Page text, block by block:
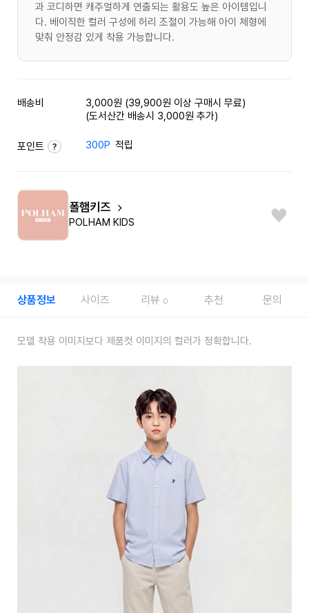
과 코디하면 캐주얼하게 연출되는 활용도 높은 아이템입니
다. 베이직한 컬러 구성에 허리 조절이 가능해 아이 체형에
맞춰 안정감 있게 착용 가능합니다.
배송비
3,000원 (39,900원 이상 구매시 무료)
(도서산간 배송시 3,000원 추가)
포인트 300P 적립
폴햄키즈
POLHAM KIDS
상품정보 사이즈 리뷰 0 추천 문의
모델 착용 이미지보다 제품컷 이미지의 컬러가 정확합니다.